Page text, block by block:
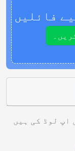
فائلیں
اپ لوڈ کی ہیں